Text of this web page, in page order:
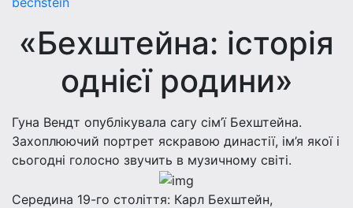
«Бехштейна: історія
однієї родини»
Гуна Вендт опублікувала сагу сім’ї Бехштейна.
Захоплюючий портрет яскравою династії, ім’я якої і
сьогодні голосно звучить в музичному світі.
Середина 19-го століття: Карл Бехштейн,